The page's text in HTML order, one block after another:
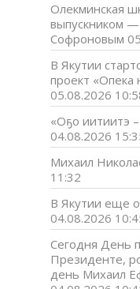
Олекминская
выпускником
Софроновым
В Якутии
проект
05.08.2026
«Оҕо иитиитэ
04.08.2026
Михаил
11:32
В Якутии еще
04.08.2026
Сегодня День
Президенте,
день Михаил